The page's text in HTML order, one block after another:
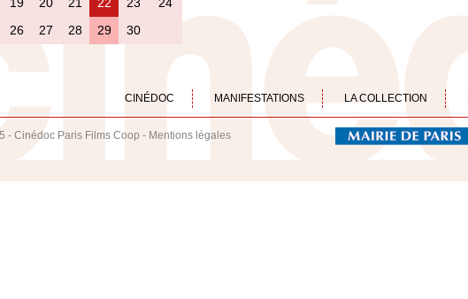
26 27 28 29 30
CINÉDOC MANIFESTATIONS LA COLLECTION
- Cinédoc Paris Films Coop - Mentions légales